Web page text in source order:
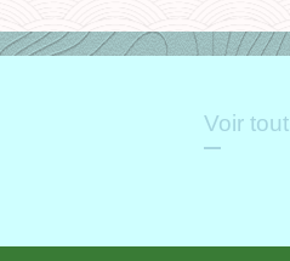
Voir tout